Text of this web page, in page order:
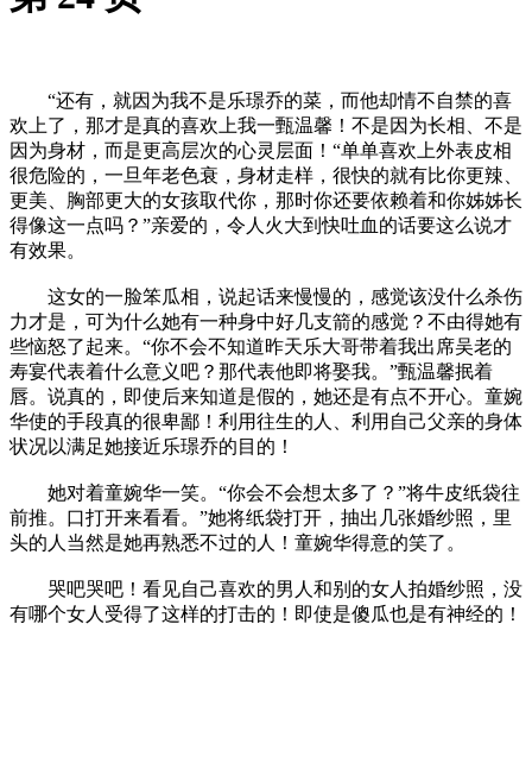
“还有，就因为我不是乐璟乔的菜，而他却情不自禁的喜
欢上了，那才是真的喜欢上我一甄温馨！不是因为长相、不是
因为身材，而是更高层次的心灵层面！“单单喜欢上外表皮相
很危险的，一旦年老色衰，身材走样，很快的就有比你更辣、
更美、胸部更大的女孩取代你，那时你还要依赖着和你姊姊长
得像这一点吗？”亲爱的，令人火大到快吐血的话要这么说才
有效果。
这女的一脸笨瓜相，说起话来慢慢的，感觉该没什么杀伤
力才是，可为什么她有一种身中好几支箭的感觉？不由得她有
些恼怒了起来。“你不会不知道昨天乐大哥带着我出席吴老的
寿宴代表着什么意义吧？那代表他即将娶我。”甄温馨抿着
唇。说真的，即使后来知道是假的，她还是有点不开心。童婉
华使的手段真的很卑鄙！利用往生的人、利用自己父亲的身体
状况以满足她接近乐璟乔的目的！
她对着童婉华一笑。“你会不会想太多了？”将牛皮纸袋往
前推。口打开来看看。”她将纸袋打开，抽出几张婚纱照，里
头的人当然是她再熟悉不过的人！童婉华得意的笑了。
哭吧哭吧！看见自己喜欢的男人和别的女人拍婚纱照，没
有哪个女人受得了这样的打击的！即使是傻瓜也是有神经的！